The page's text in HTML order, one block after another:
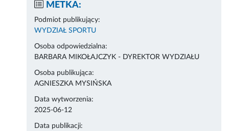
METKA:
Podmiot publikujący:
WYDZIAŁ SPORTU
Osoba odpowiedzialna:
BARBARA MIKOŁAJCZYK - DYREKTOR WYDZIAŁU
Osoba publikująca:
AGNIESZKA MYSIŃSKA
Data wytworzenia:
2025-06-12
Data publikacji: